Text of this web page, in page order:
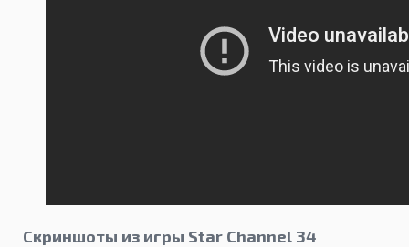
Скриншоты из игры Star Channel 34